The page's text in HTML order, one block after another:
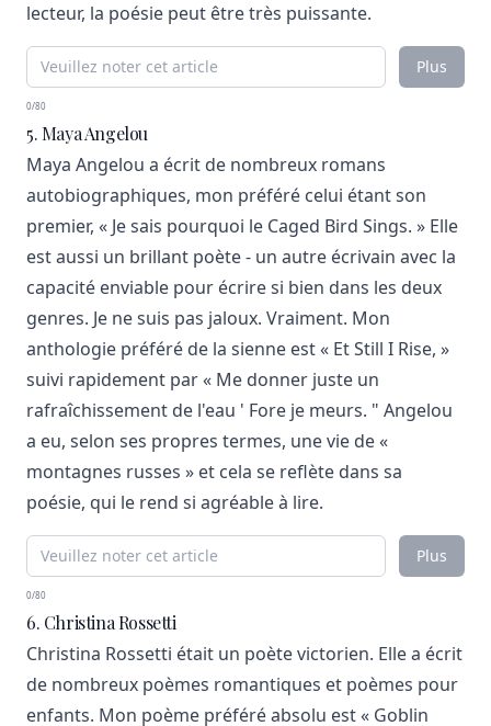
lecteur, la poésie peut être très puissante.
Plus
0/80
5. Maya Angelou
Maya Angelou a écrit de nombreux romans
autobiographiques, mon préféré celui étant son
premier, « Je sais pourquoi le Caged Bird Sings. » Elle
est aussi un brillant poète - un autre écrivain avec la
capacité enviable pour écrire si bien dans les deux
genres. Je ne suis pas jaloux. Vraiment. Mon
anthologie préféré de la sienne est « Et Still I Rise, »
suivi rapidement par « Me donner juste un
rafraîchissement de l'eau ' Fore je meurs. " Angelou
a eu, selon ses propres termes, une vie de «
montagnes russes » et cela se reflète dans sa
poésie, qui le rend si agréable à lire.
Plus
0/80
6. Christina Rossetti
Christina Rossetti était un poète victorien. Elle a écrit
de nombreux poèmes romantiques et poèmes pour
enfants. Mon poème préféré absolu est « Goblin